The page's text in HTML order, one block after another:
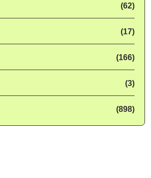
(62)
(17)
(166)
(3)
(898)